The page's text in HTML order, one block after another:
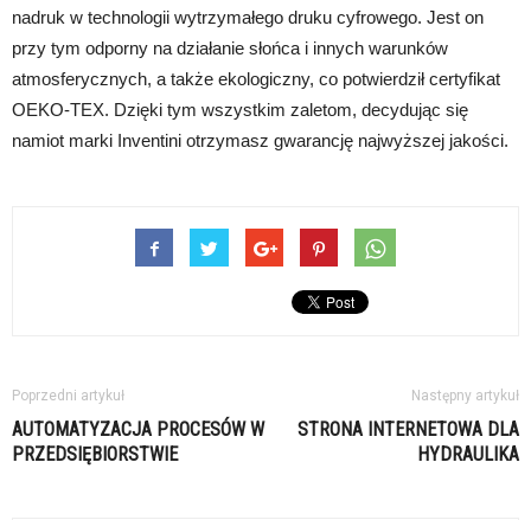
nadruk w technologii wytrzymałego druku cyfrowego. Jest on
przy tym odporny na działanie słońca i innych warunków
atmosferycznych, a także ekologiczny, co potwierdził certyfikat
OEKO-TEX. Dzięki tym wszystkim zaletom, decydując się
namiot marki Inventini otrzymasz gwarancję najwyższej jakości.
Poprzedni artykuł
AUTOMATYZACJA PROCESÓW W
PRZEDSIĘBIORSTWIE
Następny artykuł
STRONA INTERNETOWA DLA
HYDRAULIKA